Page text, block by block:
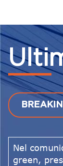
Nel
green,